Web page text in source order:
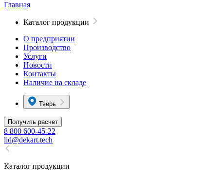
Главная
Каталог продукции
О предприятии
Производство
Услуги
Новости
Контакты
Наличие на складе
Тверь
Получить расчет
8 800 600-45-22
lid@dekart.tech
Каталог продукции